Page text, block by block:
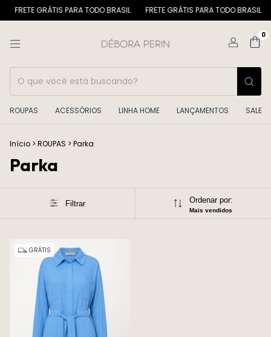
FRETE GRÁTIS PARA TODO BRASIL FRETE GRÁTIS PARA TODO BRASIL
0
ROUPAS ACESSÓRIOS LINHA HOME LANÇAMENTOS SALE
Início > ROUPAS > Parka
Parka
Filtrar Ordenar por:
Mais vendidos
GRÁTIS